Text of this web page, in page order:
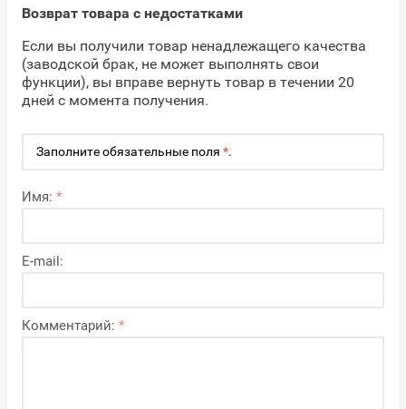
Возврат товара с недостатками
Если вы получили товар ненадлежащего качества
(заводской брак, не может выполнять свои
функции), вы вправе вернуть товар в течении 20
дней с момента получения.
Заполните обязательные поля *.
Имя: *
E-mail:
Комментарий: *